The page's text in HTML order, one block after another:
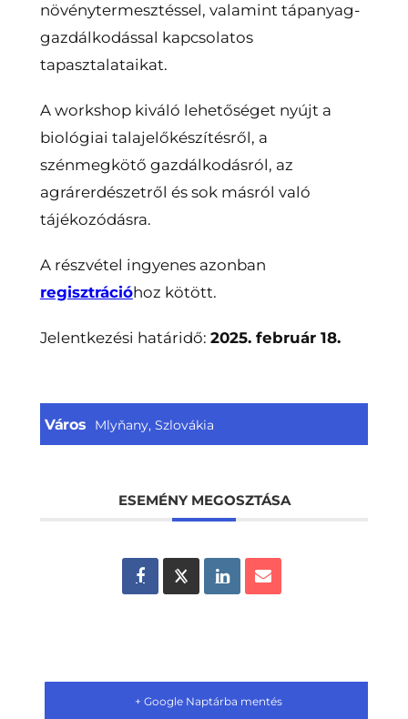
növénytermesztéssel, valamint tápanyag-
gazdálkodással kapcsolatos
tapasztalataikat.
A workshop kiváló lehetőséget nyújt a
biológiai talajelőkészítésről, a
szénmegkötő gazdálkodásról, az
agrárerdészetről és sok másról való
tájékozódásra.
A részvétel ingyenes azonban
regisztrációhoz kötött.
Jelentkezési határidő: 2025. február 18.
Város Mlyňany, Szlovákia
ESEMÉNY MEGOSZTÁSA
+ Google Naptárba mentés